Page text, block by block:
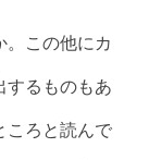
。この他にカ
するものもあ
ころと読んで